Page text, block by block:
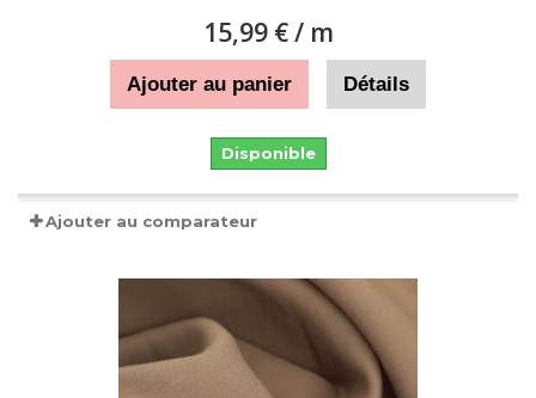
15,99 €/ m
Ajouter au panier Détails
Disponible
Ajouter au comparateur